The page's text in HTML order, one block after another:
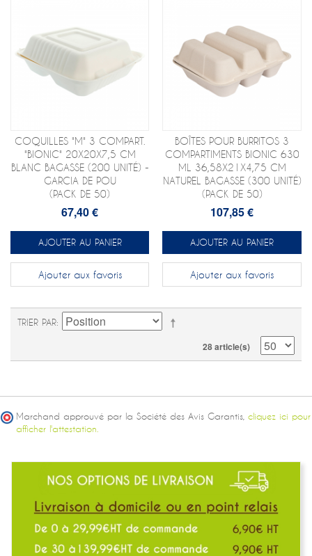
COQUILLES "M" 3 COMPART.
"BIONIC" 20X20X7,5 CM
BLANC BAGASSE (200 UNITÉ) -
GARCIA DE POU
(PACK DE 50)
67,40 €
AJOUTER AU PANIER
Ajouter aux favoris
BOÎTES POUR BURRITOS 3
COMPARTIMENTS BIONIC 630
ML 36,58X21X4,75 CM
NATUREL BAGASSE (300 UNITÉ)
(PACK DE 50)
107,85 €
AJOUTER AU PANIER
Ajouter aux favoris
TRIER PAR
28 article(s)
Marchand approuvé par la Société des Avis Garantis, cliquez ici pour
afficher l'attestation.